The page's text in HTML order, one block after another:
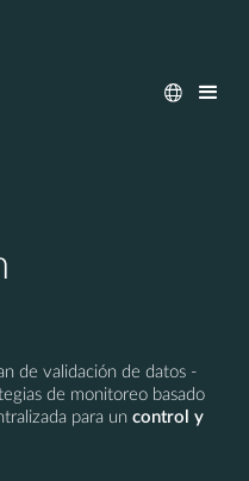
de validación de datos -
de monitoreo basado
para un control y